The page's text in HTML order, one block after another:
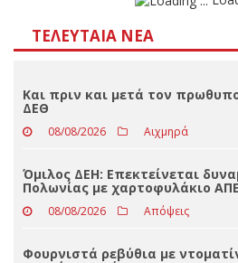
ΤΕΛΕΥΤΑΊΑ ΝΈΑ
Και πριν και μετά τον
ΔΕΘ
08/08/2026 Αιχμηρά
Όμιλος ΔΕΗ: Επεκτείνεται